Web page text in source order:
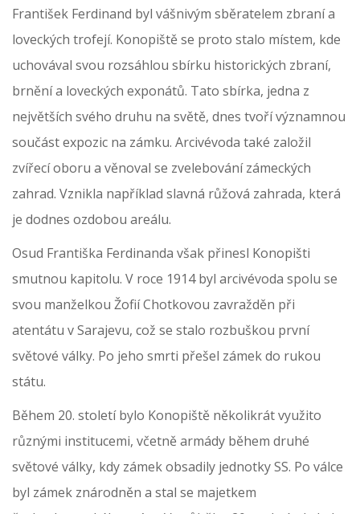
František Ferdinand byl vášnivým sběratelem zbraní a
loveckých trofejí. Konopiště se proto stalo místem, kde
uchovával svou rozsáhlou sbírku historických zbraní,
brnění a loveckých exponátů. Tato sbírka, jedna z
největších svého druhu na světě, dnes tvoří významnou
součást expozic na zámku. Arcivévoda také založil
zvířecí oboru a věnoval se zvelebování zámeckých
zahrad. Vznikla například slavná růžová zahrada, která
je dodnes ozdobou areálu.
Osud Františka Ferdinanda však přinesl Konopišti
smutnou kapitolu. V roce 1914 byl arcivévoda spolu se
svou manželkou Žofií Chotkovou zavražděn při
atentátu v Sarajevu, což se stalo rozbuškou první
světové války. Po jeho smrti přešel zámek do rukou
státu.
Během 20. století bylo Konopiště několikrát využito
různými institucemi, včetně armády během druhé
světové války, kdy zámek obsadily jednotky SS. Po válce
byl zámek znárodněn a stal se majetkem